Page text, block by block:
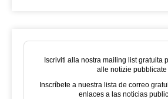
Iscriviti alla nostra mailing list gratuita
alle notizie pubblicate
Inscríbete a nuestra lista de correo
enlaces a las noticias